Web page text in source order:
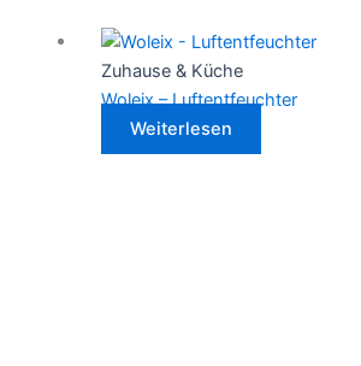
Zuhause & Küche
Woleix – Luftentfeuchter
Weiterlesen